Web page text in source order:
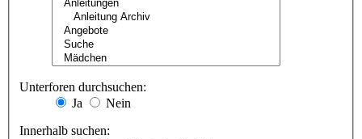
Unterforen durchsuchen:
Ja
Nein
Innerhalb suchen: